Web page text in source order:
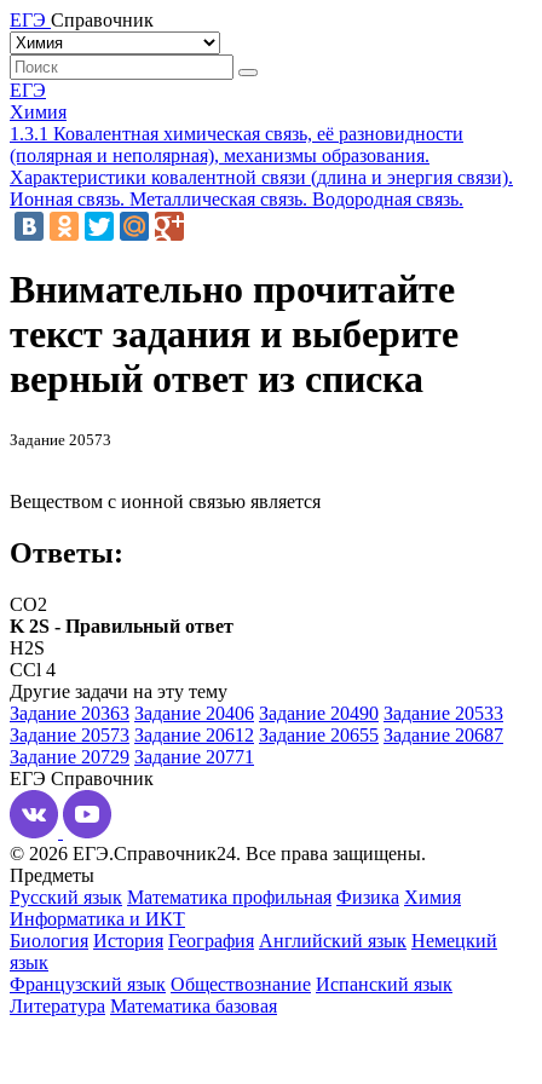
ЕГЭ Справочник
ЕГЭ
Химия
1.3.1 Ковалентная химическая связь, её разновидности
(полярная и неполярная), механизмы образования.
Характеристики ковалентной связи (длина и энергия связи).
Ионная связь. Металлическая связь. Водородная связь.
Внимательно прочитайте
текст задания и выберите
верный ответ из списка
Задание 20573
Веществом с ионной связью является
Ответы:
CO2
K 2S - Правильный ответ
H2S
CCl 4
Другие задачи на эту тему
Задание 20363 Задание 20406 Задание 20490 Задание 20533
Задание 20573 Задание 20612 Задание 20655 Задание 20687
Задание 20729 Задание 20771
ЕГЭ Справочник
© 2026 ЕГЭ.Справочник24. Все права защищены.
Предметы
Русский язык Математика профильная Физика Химия
Информатика и ИКТ
Биология История География Английский язык Немецкий
язык
Французский язык Обществознание Испанский язык
Литература Математика базовая